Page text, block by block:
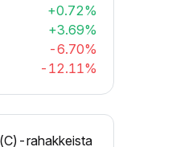
+0.72%
+3.69%
-6.70%
-12.11%
rahakkeista